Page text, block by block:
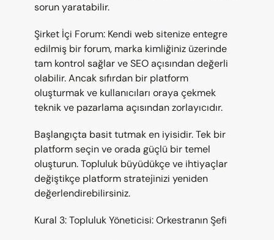
sorun yaratabilir.
Şirket İçi Forum: Kendi web sitenize entegre
edilmiş bir forum, marka kimliğiniz üzerinde
tam kontrol sağlar ve SEO açısından değerli
olabilir. Ancak sıfırdan bir platform
oluşturmak ve kullanıcıları oraya çekmek
teknik ve pazarlama açısından zorlayıcıdır.
Başlangıçta basit tutmak en iyisidir. Tek bir
platform seçin ve orada güçlü bir temel
oluşturun. Topluluk büyüdükçe ve ihtiyaçlar
değiştikçe platform stratejinizi yeniden
değerlendirebilirsiniz.
Kural 3: Topluluk Yöneticisi: Orkestranın Şefi